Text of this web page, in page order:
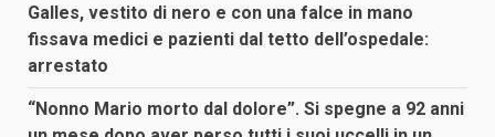
Galles, vestito di nero e con una falce in mano
fissava medici e pazienti dal tetto dell’ospedale:
arrestato
“Nonno Mario morto dal dolore”. Si spegne a 92 anni